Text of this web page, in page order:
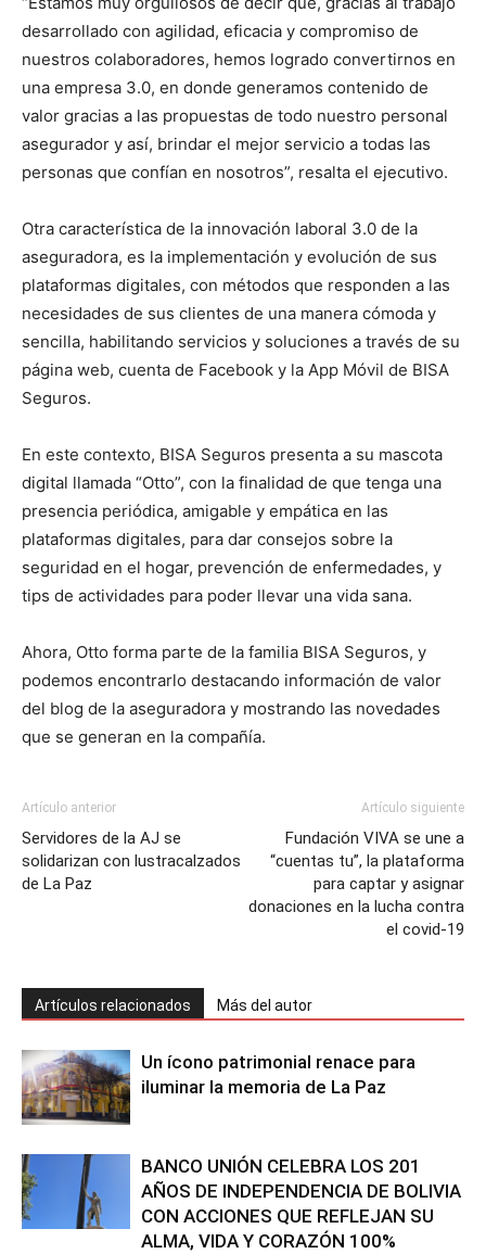
desarrollado con agilidad, eficacia y compromiso de
nuestros colaboradores, hemos logrado convertirnos en
una empresa 3.0, en donde generamos contenido de
valor gracias a las propuestas de todo nuestro personal
asegurador y así, brindar el mejor servicio a todas las
personas que confían en nosotros”, resalta el ejecutivo.
Otra característica de la innovación laboral 3.0 de la
aseguradora, es la implementación y evolución de sus
plataformas digitales, con métodos que responden a las
necesidades de sus clientes de una manera cómoda y
sencilla, habilitando servicios y soluciones a través de su
página web, cuenta de Facebook y la App Móvil de BISA
Seguros.
En este contexto, BISA Seguros presenta a su mascota
digital llamada “Otto”, con la finalidad de que tenga una
presencia periódica, amigable y empática en las
plataformas digitales, para dar consejos sobre la
seguridad en el hogar, prevención de enfermedades, y
tips de actividades para poder llevar una vida sana.
Ahora, Otto forma parte de la familia BISA Seguros, y
podemos encontrarlo destacando información de valor
del blog de la aseguradora y mostrando las novedades
que se generan en la compañía.
Artículo anterior
Servidores de la AJ se
solidarizan con lustracalzados
de La Paz
Artículo siguiente
Fundación VIVA se une a
“cuentas tu”, la plataforma
para captar y asignar
donaciones en la lucha contra
el covid-19
Artículos relacionados Más del autor
Un ícono patrimonial renace para
iluminar la memoria de La Paz
BANCO UNIÓN CELEBRA LOS 201
AÑOS DE INDEPENDENCIA DE BOLIVIA
CON ACCIONES QUE REFLEJAN SU
ALMA, VIDA Y CORAZÓN 100%